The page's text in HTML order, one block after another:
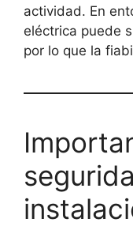
actividad. En
eléctrica puede
por lo que la